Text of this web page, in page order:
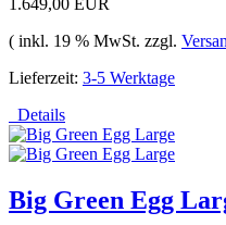
( inkl. 19 % MwSt. zzgl.
Lieferzeit: 3-5 Werktage
Details
Big Green Egg